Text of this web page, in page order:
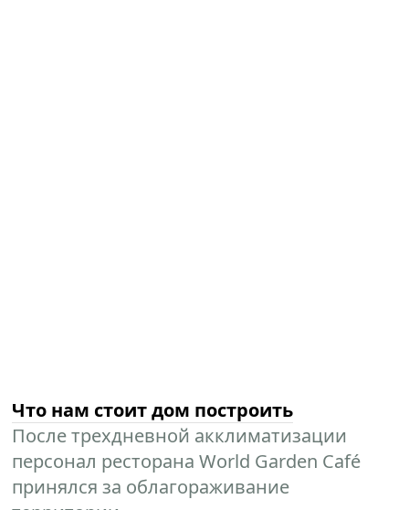
Что нам стоит дом построить
После трехдневной акклиматизации
персонал ресторана World Garden Café
принялся за облагораживание